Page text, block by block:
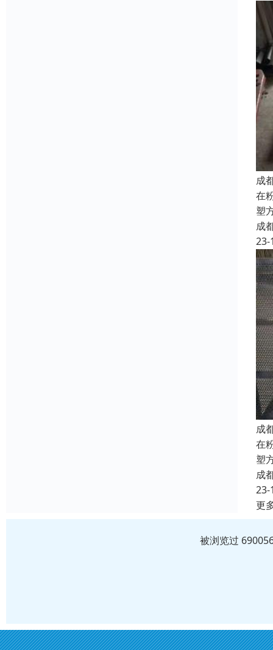
成
在
塑
成
23-
成
在
塑
成
23-
更
被浏览过